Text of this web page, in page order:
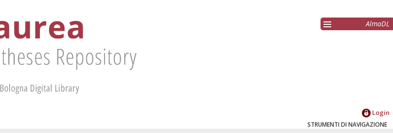
AlmaDL
Login
STRUMENTI DI NAVIGAZIONE